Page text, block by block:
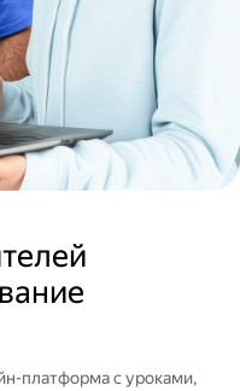
платформа с уроками,